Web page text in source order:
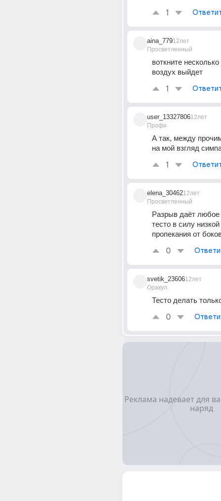
1
aina_779
Просветленный
12лет
воткните
воздух выйдет
1
user_13327806
Профи
12лет
А так, между
на мой взгляд
1
elena_30462
Просветленный
12лет
Разрыв даёт любое
тесто в силу
пропекания от
0
svetik_23606
Оракул
12лет
Тесто делать
0